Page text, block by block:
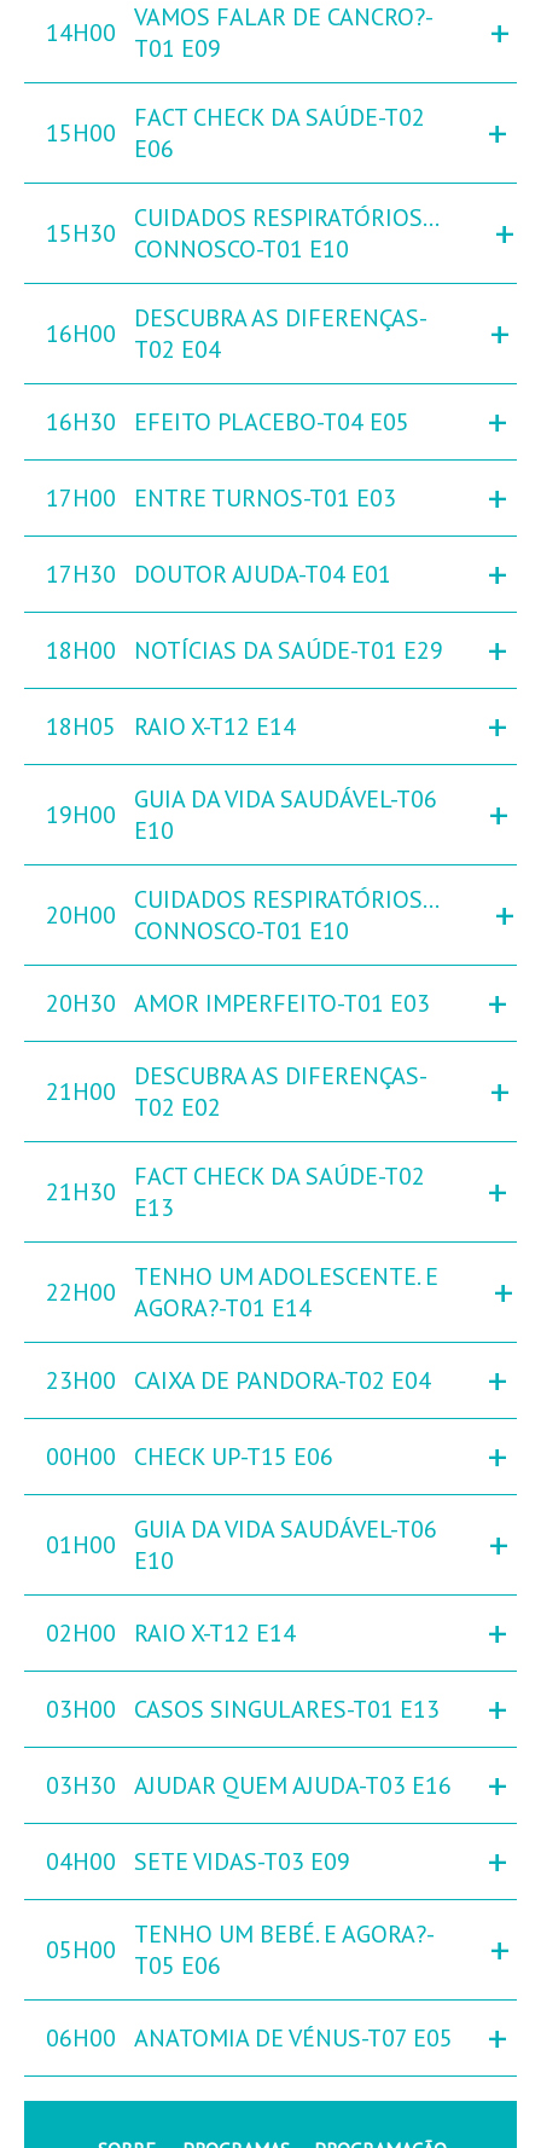
14H00
VAMOS FALAR DE CANCRO?-
T01 E09
+
15H00
FACT CHECK DA SAÚDE-T02
E06
+
15H30
CUIDADOS RESPIRATÓRIOS…
CONNOSCO-T01 E10
+
16H00
DESCUBRA AS DIFERENÇAS-
T02 E04
+
16H30 EFEITO PLACEBO-T04 E05 +
17H00 ENTRE TURNOS-T01 E03 +
17H30 DOUTOR AJUDA-T04 E01 +
18H00 NOTÍCIAS DA SAÚDE-T01 E29 +
18H05 RAIO X-T12 E14 +
19H00
GUIA DA VIDA SAUDÁVEL-T06
E10
+
20H00
CUIDADOS RESPIRATÓRIOS…
CONNOSCO-T01 E10
+
20H30 AMOR IMPERFEITO-T01 E03 +
21H00
DESCUBRA AS DIFERENÇAS-
T02 E02
+
21H30
FACT CHECK DA SAÚDE-T02
E13
+
22H00
TENHO UM ADOLESCENTE. E
AGORA?-T01 E14
+
23H00 CAIXA DE PANDORA-T02 E04 +
00H00 CHECK UP-T15 E06 +
01H00
GUIA DA VIDA SAUDÁVEL-T06
E10
+
02H00 RAIO X-T12 E14 +
03H00 CASOS SINGULARES-T01 E13 +
03H30 AJUDAR QUEM AJUDA-T03 E16 +
04H00 SETE VIDAS-T03 E09 +
05H00
TENHO UM BEBÉ. E AGORA?-
T05 E06
+
06H00 ANATOMIA DE VÉNUS-T07 E05 +